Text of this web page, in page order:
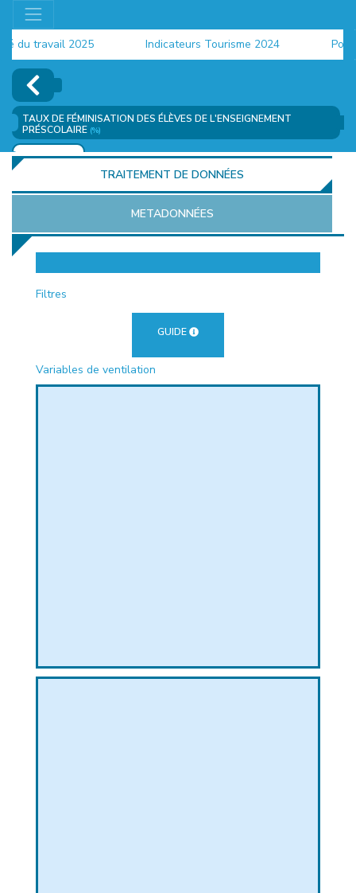
travail 2025 Indicateurs Tourisme 2024
TAUX DE FÉMINISATION DES ÉLÈVES DE L'ENSEIGNEMENT
PRÉSCOLAIRE (%)
AJOUTER
TRAITEMENT DE DONNÉES
METADONNÉES
Filtres
GUIDE
Variables de ventilation